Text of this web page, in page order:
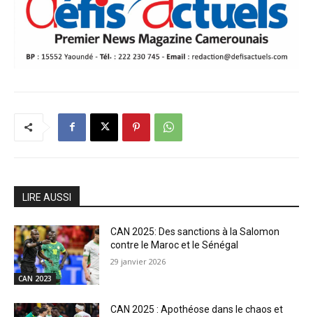
LIRE AUSSI
CAN 2023
CAN 2025: Des sanctions à la Salomon
contre le Maroc et le Sénégal
29 janvier 2026
CAN 2025 : Apothéose dans le chaos et